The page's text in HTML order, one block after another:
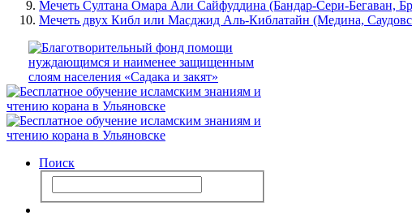
Мечеть Султана Омара Али Сайфуддина (Бандар-Сери-Бегаван,
Мечеть двух Кибл или Масджид Аль-Киблатайн (Медина,
Поиск